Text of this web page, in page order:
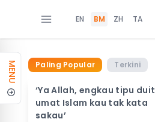
EN BM ZH TA
MENU Paling Popular Terkini
‘Ya Allah, engkau tipu duit
umat Islam kau tak kata
sakau’